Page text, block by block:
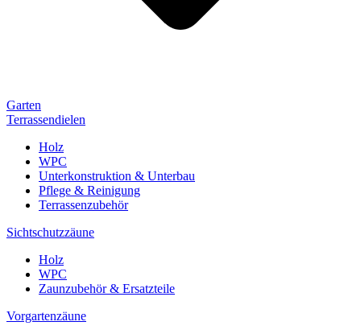
Garten
Terrassendielen
Holz
WPC
Unterkonstruktion & Unterbau
Pflege & Reinigung
Terrassenzubehör
Sichtschutzzäune
Holz
WPC
Zaunzubehör & Ersatzteile
Vorgartenzäune